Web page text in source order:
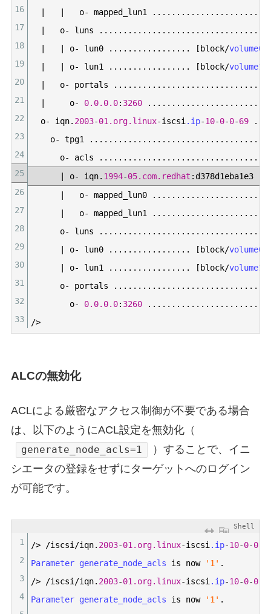
16
17
18
19
20
21
22
23
24
25
26
27
28
29
30
31
32
33
o- mapped lun1 . . . . . . . . . . . . . . . . . . . . . .
o- luns . . . . . . . . . . . . . . . . . . . . . . . . . . . . . . . . .
o- lun0 . . . . . . . . . . . . . . . . . [ block/volume0
o- lun1 . . . . . . . . . . . . . . . . . [ block/volume1
o- portals . . . . . . . . . . . . . . . . . . . . . . . . . . . . . .
o- 0.0.0.0: 3260 . . . . . . . . . . . . . . . . . . . . . . .
o- iqn. 2003-01.org.linux-iscsi.ip-10-0-0-69 .
o- tpg1 . . . . . . . . . . . . . . . . . . . . . . . . . . . . . . . . . . .
o- acls . . . . . . . . . . . . . . . . . . . . . . . . . . . . . . . . .
o- iqn. 1994-05.com.redhat : d378d1eba1e3
o- mapped lun0 . . . . . . . . . . . . . . . . . . . . . .
o- mapped lun1 . . . . . . . . . . . . . . . . . . . . . .
o- luns . . . . . . . . . . . . . . . . . . . . . . . . . . . . . . . . .
o- lun0 . . . . . . . . . . . . . . . . . [ block/volume0
o- lun1 . . . . . . . . . . . . . . . . . [ block/volume1
o- portals . . . . . . . . . . . . . . . . . . . . . . . . . . . . . .
o- 0.0.0.0: 3260 . . . . . . . . . . . . . . . . . . . . . . .
/>
ALCの無効化
ACLによる厳密なアクセス制御が不要である場合
は、以下のようにACL設定を無効化（
generate_node_acls=1
）することで、イニ
シエータの登録をせずにターゲットへのログイン
が可能です。
Shell
1
2
3
4
/> /iscsi /iqn. 2003-01.org.linux-iscsi .ip-10-0-0-
Parameter generate_node_acls is now '1' .
/> /iscsi /iqn. 2003-01.org.linux-iscsi .ip-10-0-0-
Parameter generate_node_acls is now '1' .